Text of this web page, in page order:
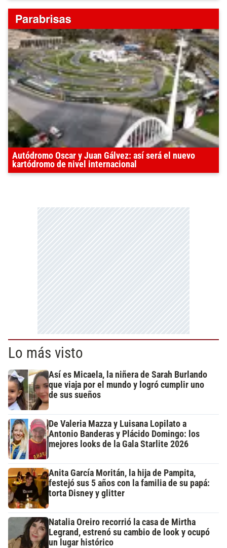
Autódromo Oscar y Juan Gálvez: así será el nuevo
kartódromo de nivel internacional
Lo más visto
Así es Micaela, la niñera de Sarah Burlando
que viaja por el mundo y logró cumplir uno
de sus sueños
De Valeria Mazza y Luisana Lopilato a
Antonio Banderas y Plácido Domingo: los
mejores looks de la Gala Starlite 2026
Anita García Moritán, la hija de Pampita,
festejó sus 5 años con la familia de su papá:
torta Disney y glitter
Natalia Oreiro recorrió la casa de Mirtha
Legrand, estrenó su cambio de look y ocupó
un lugar histórico